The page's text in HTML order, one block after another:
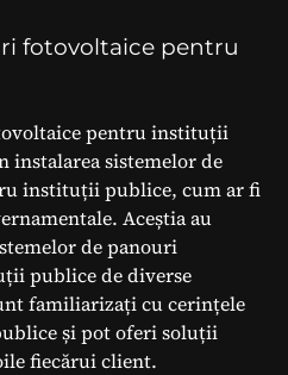
fotovoltaice pentru
pentru instituții
instalarea sistemelor de
instituții publice, cum ar fi
Aceștia au
de panouri
publice de diverse
familiarizați cu cerințele
și pot oferi soluții
fiecărui client.